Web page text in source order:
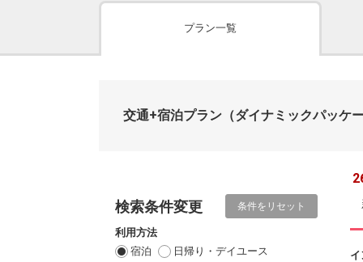
プラン一覧
交通+宿泊プラン （ダイナミックパッケ
検索条件変更 条件をリセット
利用方法
宿泊
日帰り・デイユース